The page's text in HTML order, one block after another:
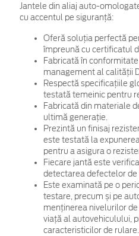
Jantele din aliaj auto-
cu accentul pe siguranță:
Oferă soluția perfectă
împreună cu certificatul
Fabricată în
management al calității
Respectă specificațiile
testată temeinic pentru
Fabricată din materiale
ultimă generație.
Prezintă un finisaj
este testată la
pentru a asigura o
Fiecare jantă este
detectarea defectelor de
Este examinată pe o
testare, precum și pe
menținerea nivelurilor
viață al autovehiculului,
caracteristicilor de rulare.